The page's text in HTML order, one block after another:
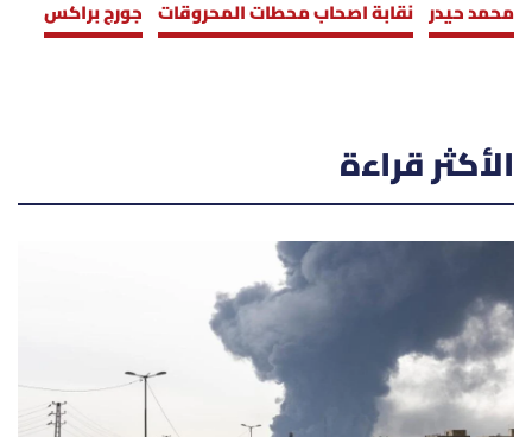
محمد حيدر نقابة اصحاب محطات المحروقات جورج براكس
الأكثر قراءة